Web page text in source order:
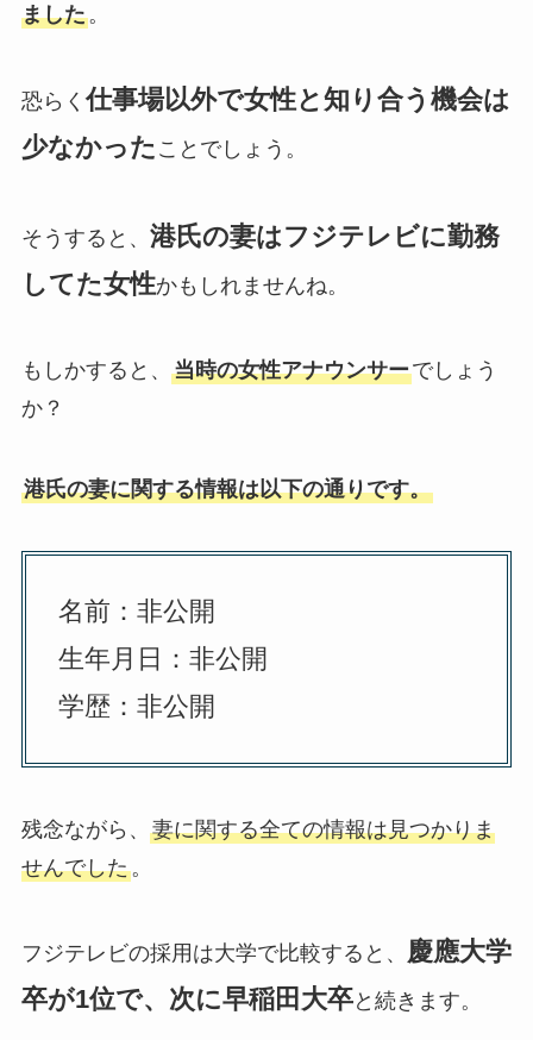
ました。
恐らく仕事場以外で女性と知り合う機会は
少なかった ことでしょう。
そうすると、 港氏の妻はフジテレビに勤務
してた女性かもしれませんね。
もしかすると、 当時の女性アナウンサーでしょう
か？
港氏の妻に関する情報は以下の通りです。
名前：非公開
生年月日：非公開
学歴：非公開
残念ながら、 妻に関する全ての情報は見つかりま
せんでした。
フジテレビの採用は大学で比較すると、 慶應大学
卒が1位で、次に早稲田大卒と続きます。